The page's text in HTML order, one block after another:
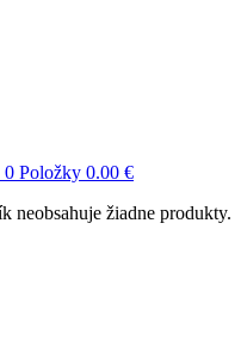
0 Položky 0.00 €
neobsahuje žiadne produkty.